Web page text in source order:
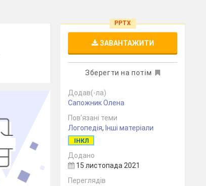
PPTX
ЗАВАНТАЖИТИ
Зберегти на потім
Додав(-ла)
Сапожник Олена
Пов’язані теми
Логопедія, Інші матеріали
ІНКЛ
Додано
15 листопада 2021
Переглядів